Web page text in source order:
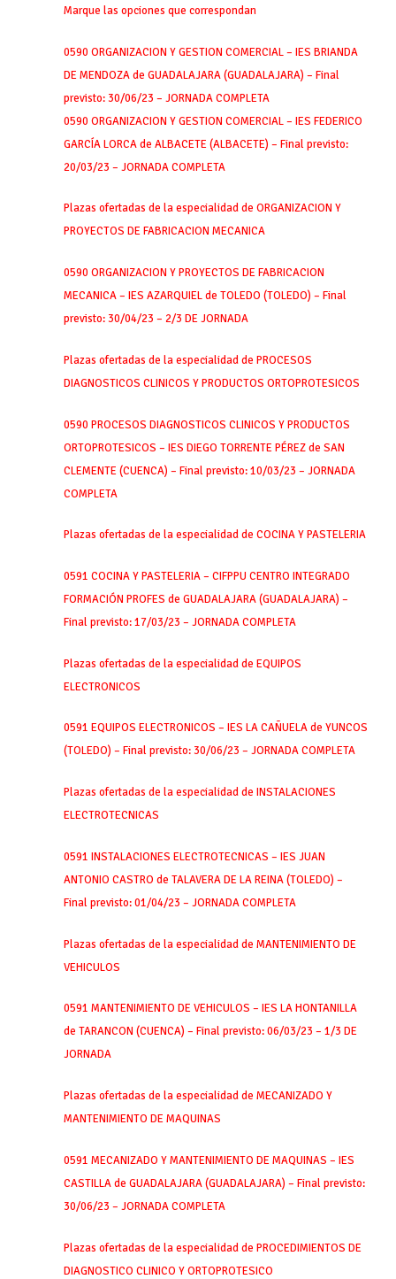
Marque las opciones que correspondan
0590 ORGANIZACION Y GESTION COMERCIAL – IES BRIANDA
DE MENDOZA de GUADALAJARA (GUADALAJARA) – Final
previsto: 30/06/23 – JORNADA COMPLETA
0590 ORGANIZACION Y GESTION COMERCIAL – IES FEDERICO
GARCÍA LORCA de ALBACETE (ALBACETE) – Final previsto:
20/03/23 – JORNADA COMPLETA
Plazas ofertadas de la especialidad de ORGANIZACION Y
PROYECTOS DE FABRICACION MECANICA
0590 ORGANIZACION Y PROYECTOS DE FABRICACION
MECANICA – IES AZARQUIEL de TOLEDO (TOLEDO) – Final
previsto: 30/04/23 – 2/3 DE JORNADA
Plazas ofertadas de la especialidad de PROCESOS
DIAGNOSTICOS CLINICOS Y PRODUCTOS ORTOPROTESICOS
0590 PROCESOS DIAGNOSTICOS CLINICOS Y PRODUCTOS
ORTOPROTESICOS – IES DIEGO TORRENTE PÉREZ de SAN
CLEMENTE (CUENCA) – Final previsto: 10/03/23 – JORNADA
COMPLETA
Plazas ofertadas de la especialidad de COCINA Y PASTELERIA
0591 COCINA Y PASTELERIA – CIFPPU CENTRO INTEGRADO
FORMACIÓN PROFES de GUADALAJARA (GUADALAJARA) –
Final previsto: 17/03/23 – JORNADA COMPLETA
Plazas ofertadas de la especialidad de EQUIPOS
ELECTRONICOS
0591 EQUIPOS ELECTRONICOS – IES LA CAÑUELA de YUNCOS
(TOLEDO) – Final previsto: 30/06/23 – JORNADA COMPLETA
Plazas ofertadas de la especialidad de INSTALACIONES
ELECTROTECNICAS
0591 INSTALACIONES ELECTROTECNICAS – IES JUAN
ANTONIO CASTRO de TALAVERA DE LA REINA (TOLEDO) –
Final previsto: 01/04/23 – JORNADA COMPLETA
Plazas ofertadas de la especialidad de MANTENIMIENTO DE
VEHICULOS
0591 MANTENIMIENTO DE VEHICULOS – IES LA HONTANILLA
de TARANCON (CUENCA) – Final previsto: 06/03/23 – 1/3 DE
JORNADA
Plazas ofertadas de la especialidad de MECANIZADO Y
MANTENIMIENTO DE MAQUINAS
0591 MECANIZADO Y MANTENIMIENTO DE MAQUINAS – IES
CASTILLA de GUADALAJARA (GUADALAJARA) – Final previsto:
30/06/23 – JORNADA COMPLETA
Plazas ofertadas de la especialidad de PROCEDIMIENTOS DE
DIAGNOSTICO CLINICO Y ORTOPROTESICO